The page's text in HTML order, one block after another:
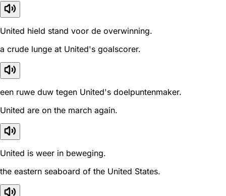
United hield stand voor de overwinning.
a crude lunge at United's goalscorer.
een ruwe duw tegen United's doelpuntenmaker.
United are on the march again.
United is weer in beweging.
the eastern seaboard of the United States.